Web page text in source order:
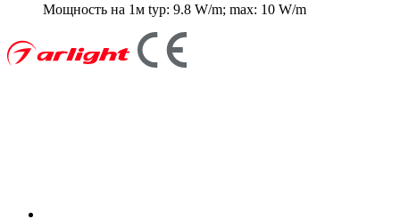
Мощность на 1м typ: 9.8 W/m; max: 10 W/m